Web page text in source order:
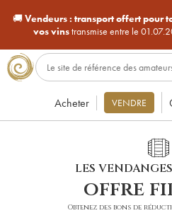
🚚Vendeurs : transport offert pour
vos vinstransmise entre le
Acheter VENDRE
LES
offre
Obtenez des bons de